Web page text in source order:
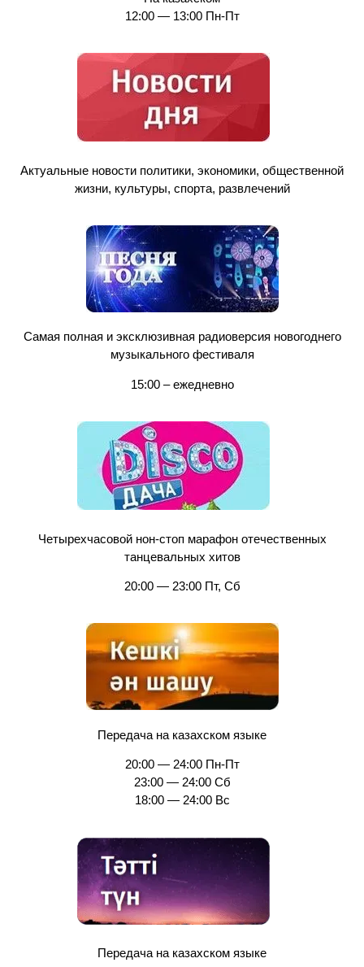
12:00 — 13:00 Пн-Пт
Актуальные новости политики, экономики, общественной
жизни, культуры, спорта, развлечений
Самая полная и эксклюзивная радиоверсия новогоднего
музыкального фестиваля
15:00 – ежедневно
Четырехчасовой нон-стоп марафон отечественных
танцевальных хитов
20:00 — 23:00 Пт, Сб
Передача на казахском языке
20:00 — 24:00 Пн-Пт
23:00 — 24:00 Сб
18:00 — 24:00 Вс
Передача на казахском языке